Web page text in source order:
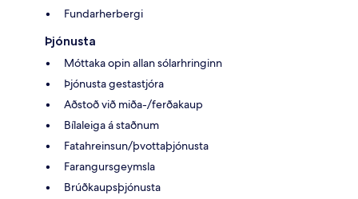
Fundarherbergi
Þjónusta
Móttaka opin allan sólarhringinn
Þjónusta gestastjóra
Aðstoð við miða-/ferðakaup
Bílaleiga á staðnum
Fatahreinsun/þvottaþjónusta
Farangursgeymsla
Brúðkaupsþjónusta